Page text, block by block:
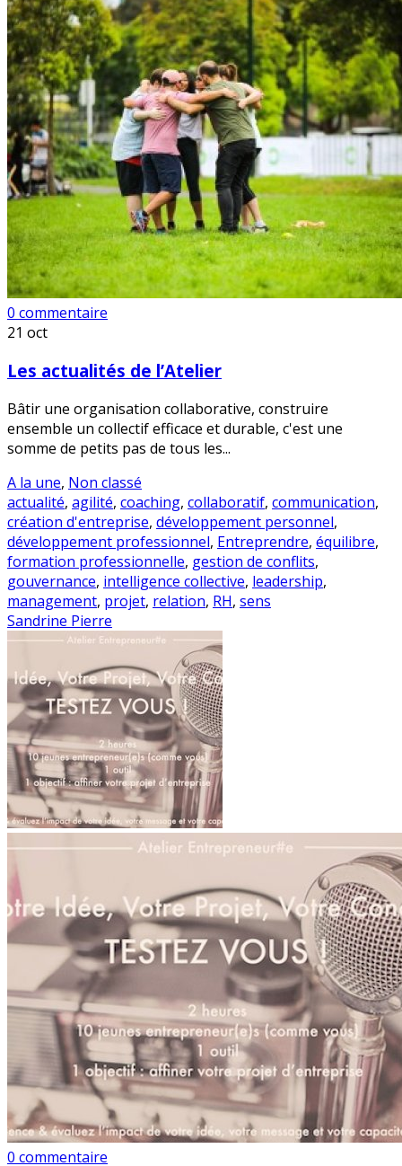
0 commentaire
21 oct
Les actualités de l’Atelier
Bâtir une organisation collaborative, construire
ensemble un collectif efficace et durable, c'est une
somme de petits pas de tous les...
A la une, Non classé
actualité, agilité, coaching, collaboratif, communication,
création d'entreprise, développement personnel,
développement professionnel, Entreprendre, équilibre,
formation professionnelle, gestion de conflits,
gouvernance, intelligence collective, leadership,
management, projet, relation, RH, sens
Sandrine Pierre
0 commentaire